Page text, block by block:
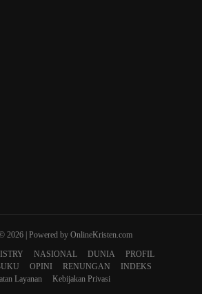
2026 | Powered by OnlineKristen.com
NASIONAL DUNIA
PROFIL
OPINI RENUNGAN
INDEKS
Layanan
Kebijakan Privasi